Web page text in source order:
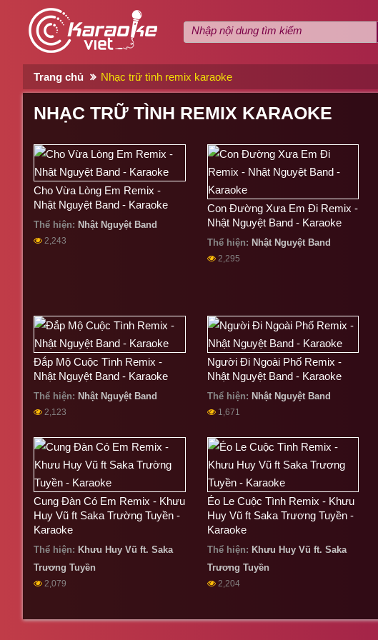
Trang chủ Nhạc trữ tình remix karaoke
NHẠC TRỮ TÌNH REMIX KARAOKE
Cho Vừa Lòng Em Remix -
Nhật Nguyệt Band - Karaoke
Thể hiện: Nhật Nguyệt Band
2,243
Con Đường Xưa Em Đi Remix -
Nhật Nguyệt Band - Karaoke
Thể hiện: Nhật Nguyệt Band
2,295
Đắp Mộ Cuộc Tình Remix -
Nhật Nguyệt Band - Karaoke
Thể hiện: Nhật Nguyệt Band
2,123
Người Đi Ngoài Phố Remix -
Nhật Nguyệt Band - Karaoke
Thể hiện: Nhật Nguyệt Band
1,671
Cung Đàn Có Em Remix - Khưu
Huy Vũ ft Saka Trường Tuyền -
Karaoke
Thể hiện: Khưu Huy Vũ ft. Saka
Trương Tuyền
2,079
Éo Le Cuộc Tình Remix - Khưu
Huy Vũ ft Saka Trương Tuyền -
Karaoke
Thể hiện: Khưu Huy Vũ ft. Saka
Trương Tuyền
2,204